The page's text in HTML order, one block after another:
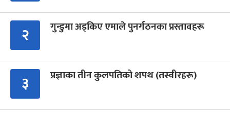
२ गुन्डुमा अड्किए एमाले पुनर्गठनका प्रस्तावहरू
३ प्रज्ञाका तीन कुलपतिको शपथ (तस्वीरहरू)